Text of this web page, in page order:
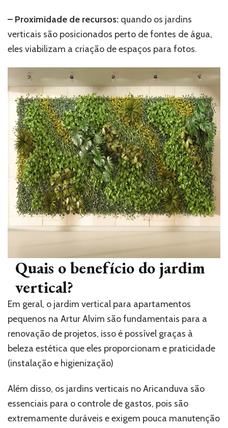
– Proximidade de recursos: quando os jardins
verticais são posicionados perto de fontes de água,
eles viabilizam a criação de espaços para fotos.
Quais o benefício do jardim
vertical?
Em geral, o jardim vertical para apartamentos
pequenos na Artur Alvim são fundamentais para a
renovação de projetos, isso é possível graças à
beleza estética que eles proporcionam e praticidade
(instalação e higienização)
Além disso, os jardins verticais no Aricanduva são
essenciais para o controle de gastos, pois são
extremamente duráveis e exigem pouca manutenção